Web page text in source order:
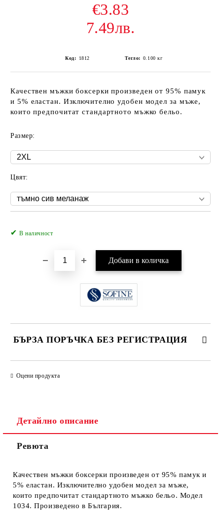
€3.83
7.49лв.
Код: 1812 Тегло: 0.100 кг
Качествен мъжки боксерки произведен от 95% памук
и 5% еластан. Изключително удобен модел за мъже,
които предпочитат стандартното мъжко бельо.
Размер:
Цвят:
✔В наличност
БЪРЗА ПОРЪЧКА БЕЗ РЕГИСТРАЦИЯ
Оцени продукта
Детайлно описание
Ревюта
Качествен мъжки боксерки произведен от 95% памук и
5% еластан. Изключително удобен модел за мъже,
които предпочитат стандартното мъжко бельо. Модел
1034. Произведено в България.